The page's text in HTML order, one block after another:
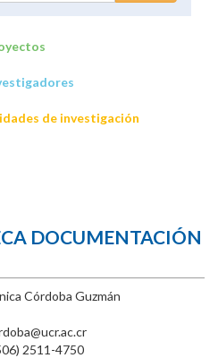
de investigación
DOCUMENTACIÓN
Córdoba Guzmán
2511-4750